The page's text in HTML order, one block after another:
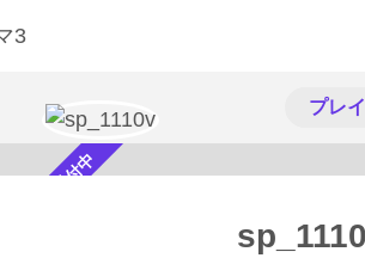
プレ
スカウト受付中